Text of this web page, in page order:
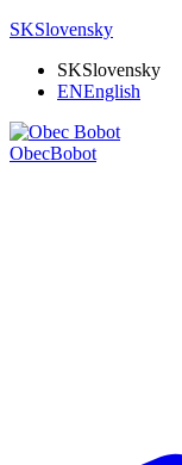
SKSlovensky
SKSlovensky
ENEnglish
ObecBobot